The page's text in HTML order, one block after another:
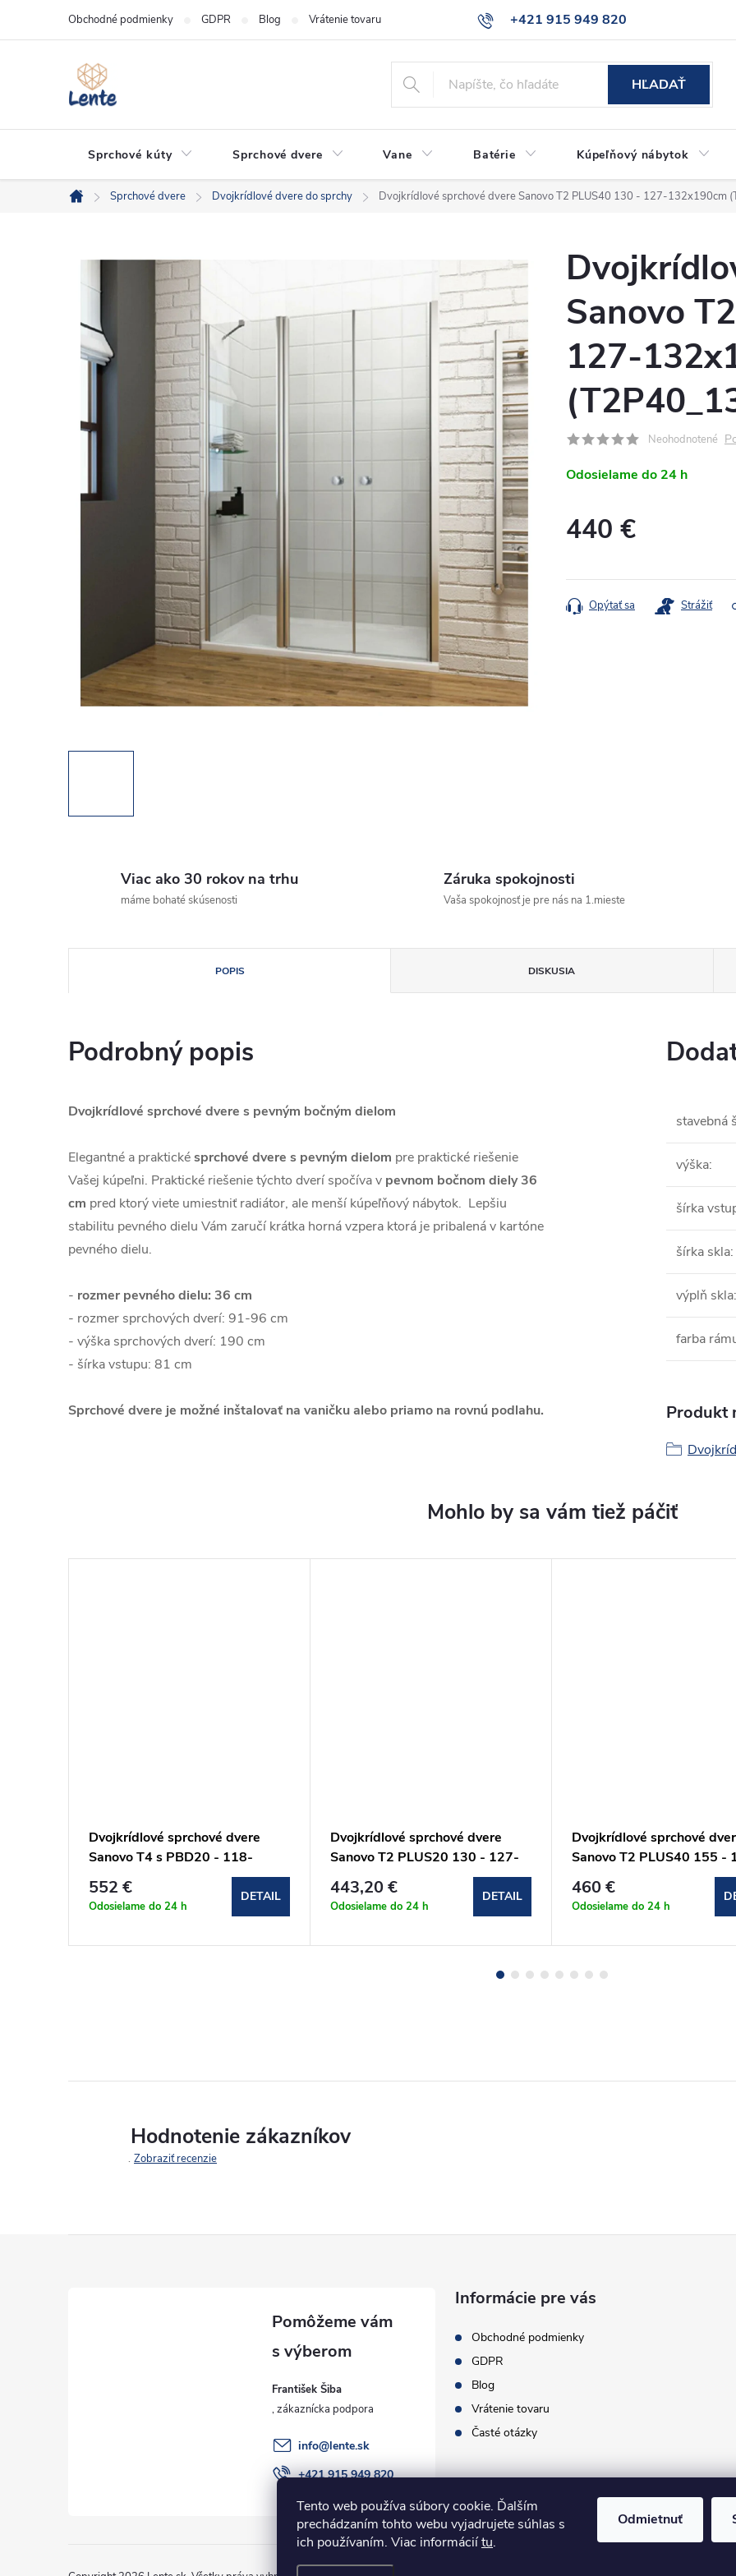
Tento web používa súbory cookie. Ďalším
prechádzaním tohto webu vyjadrujete súhlas s
ich používaním. Viac informáciítu.
Odmietnuť
+421 915 949 820
Obchodné podmienky GDPR Blog Vrátenie tovaru
HĽADAŤ
Sprchové kúty Sprchové dvere Vane Batérie Kúpeľňový nábytok
Domov
Sprchové dvere Dvojkrídlové dvere do sprchy Dvojkrídlové sprchové dvere Sanovo T2 PLUS40 130 - 127-132x190cm
Sanovo
127-
Neohodnotené
Odosielame do 24 h
440 €
Opýtať sa Strážiť
Viac ako 30 rokov na trhu
máme bohaté skúsenosti
Záruka spokojnosti
Vaša spokojnosť je pre nás na 1.mieste
POPIS DISKUSIA
Podrobný popis
Dvojkrídlové sprchové dvere s pevným bočným dielom
Elegantné a praktickésprchové dvere s pevným dielom pre praktické riešenie
Vašej kúpeľni. Praktické riešenie týchto dverí spočíva v pevnom bočnom diely 36
cm pred ktorý viete umiestniť radiátor, ale menší kúpeľňový nábytok. Lepšiu
stabilitu pevného dielu Vám zaručí krátka horná vzpera ktorá je pribalená v kartóne
pevného dielu.
- rozmer pevného dielu: 36 cm
- rozmer sprchových dverí: 91-96 cm
- výška sprchových dverí: 190 cm
- šírka vstupu: 81 cm
Sprchové dvere je možné inštalovať na vaničku alebo priamo na rovnú podlahu.
stavebná
výška:
šírka
šírka skla:
výplň skla:
farba
Produkt
Dvojkrídlové sprchové dvere
Sanovo T4 s PBD20 - 118-
123x190cm (T4-902020C)
552 €
Odosielame do 24 h
DETAIL
Dvojkrídlové sprchové dvere
Sanovo T2 PLUS20 130 - 127-
130x190cm (T2P20_130C)
443,20 €
Odosielame do 24 h
DETAIL
Dvojkrídlové sprchové
Sanovo T2 PLUS40 155 -
157x190cm (T2P_155C)
460 €
Odosielame do 24 h
Hodnotenie zákazníkov
Zobraziť recenzie
František Šiba
info@lente.sk
+421 915 949 820
Informácie pre vás
Obchodné podmienky
GDPR
Blog
Vrátenie tovaru
Časté otázky